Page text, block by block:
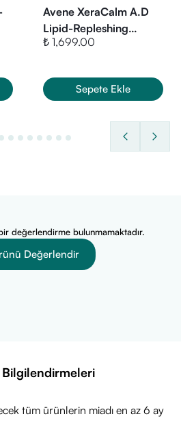
BENZOTRIAZOLYL
HELIANTHUS
OIL, LAMINARIA
STEARYL GLYCYRRHETINATE.
Avene XeraCalm A.D
Lipid-Repleshing
Cleansing Oil 400 ml
₺ 1,699.00
Sepete Ekle
değerlendirme bulunmamaktadır.
Değerlendir
Bilgilendirmeleri
tüm ürünlerin miadı en az 6 ay